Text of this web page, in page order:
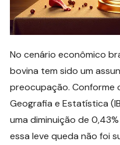
No cenário econômico
bovina tem sido um
preocupação. Conforme
Geografia e Estatística
uma diminuição de
essa leve queda não foi